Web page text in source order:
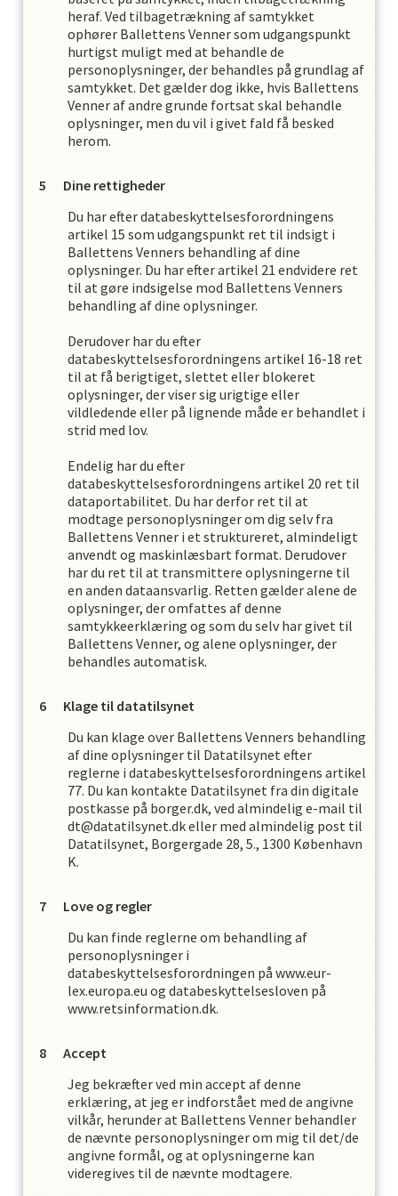
heraf. Ved tilbagetrækning af samtykket
ophører Ballettens Vennersom udgangspunkt
hurtigst muligt med at behandle de
personoplysninger, der behandles på grundlag af
samtykket. Det gælder dog ikke, hvis Ballettens
Venneraf andre grunde fortsat skal behandle
oplysninger, men du vil i givet fald få besked
herom.
Dine rettigheder
Du har efter databeskyttelsesforordningens
artikel 15 som udgangspunkt ret til indsigt i
Ballettens Venners behandling af dine
oplysninger. Du har efter artikel 21 endvidere ret
til at gøre indsigelse mod Ballettens Venners
behandling af dine oplysninger.
Derudover har du efter
databeskyttelsesforordningens artikel 16-18 ret
til at få berigtiget, slettet eller blokeret
oplysninger, der viser sig urigtige eller
vildledende eller på lignende måde er behandlet i
strid med lov.
Endelig har du efter
databeskyttelsesforordningens artikel 20 ret til
dataportabilitet. Du har derfor ret til at
modtage personoplysninger om dig selv fra
Ballettens Venner i et struktureret, almindeligt
anvendt og maskinlæsbart format. Derudover
har du ret til at transmittere oplysningerne til
en anden dataansvarlig. Retten gælder alene de
oplysninger, der omfattes af denne
samtykkeerklæring og som du selv har givet til
Ballettens Venner, og alene oplysninger, der
behandles automatisk.
Klage til datatilsynet
Du kan klage over Ballettens Venners behandling
af dine oplysninger til Datatilsynet efter
reglerne i databeskyttelsesforordningens artikel
77. Du kan kontakte Datatilsynet fra din digitale
postkasse på borger.dk, ved almindelig e-mail til
dt@datatilsynet.dk eller med almindelig post til
Datatilsynet, Borgergade 28, 5., 1300 København
K.
Love og regler
Du kan finde reglerne om behandling af
personoplysninger i
databeskyttelsesforordningen på www.eur-
lex.europa.eu og databeskyttelsesloven på
www.retsinformation.dk.
Accept
Jeg bekræfter ved min accept af denne
erklæring, at jeg er indforstået med de angivne
vilkår, herunder at Ballettens Venner behandler
de nævnte personoplysninger om mig til det/de
angivne formål, og at oplysningerne kan
videregives til de nævnte modtagere.